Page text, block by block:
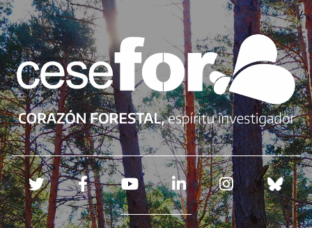
Redes sociales